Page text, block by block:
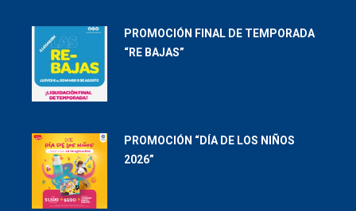
PROMOCIÓN FINAL DE TEMPORADA
“RE BAJAS”
PROMOCIÓN “DÍA DE LOS NIÑOS
2026”